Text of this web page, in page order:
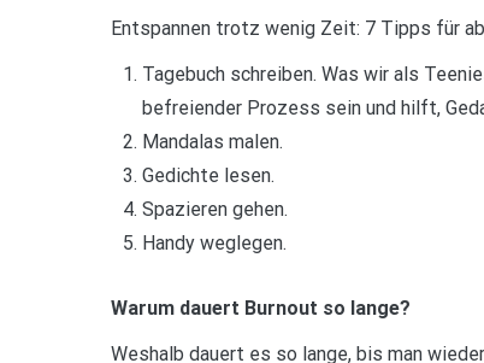
Entspannen trotz wenig Zeit: 7 Tipps für
Tagebuch schreiben. Was wir als
befreiender Prozess sein und hilft,
Mandalas malen.
Gedichte lesen.
Spazieren gehen.
Handy weglegen.
Warum dauert Burnout so lange?
Weshalb dauert es so lange, bis man